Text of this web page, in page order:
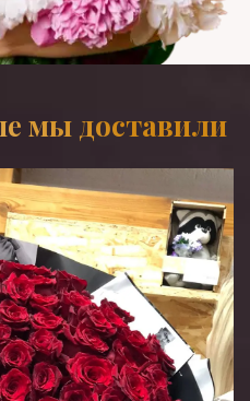
мы доставили